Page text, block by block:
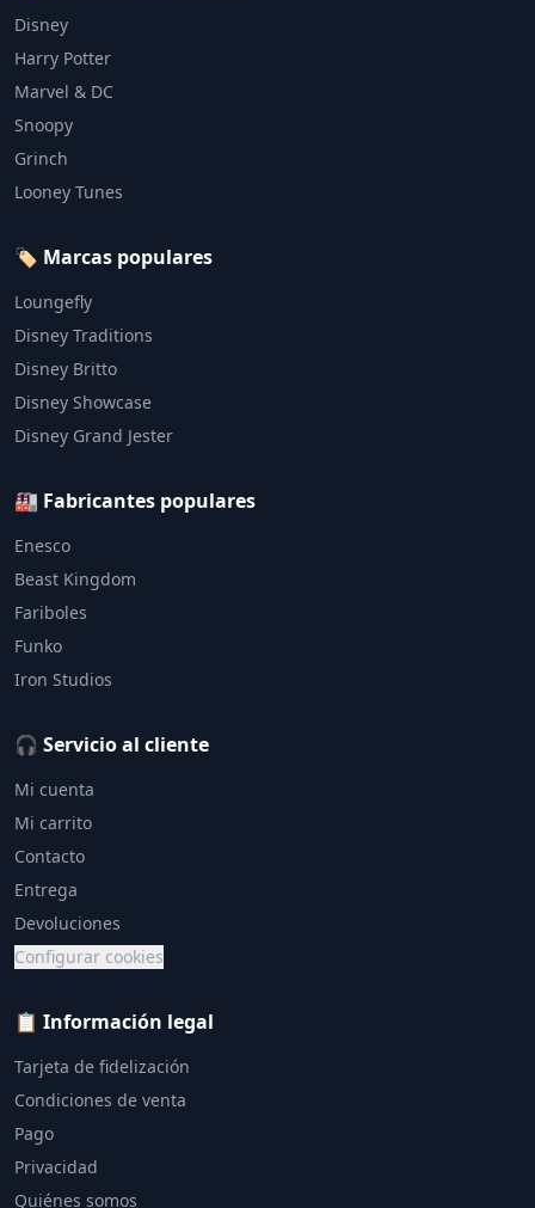
Disney
Harry Potter
Marvel & DC
Snoopy
Grinch
Looney Tunes
🏷️ Marcas populares
Loungefly
Disney Traditions
Disney Britto
Disney Showcase
Disney Grand Jester
🏭 Fabricantes populares
Enesco
Beast Kingdom
Fariboles
Funko
Iron Studios
🎧 Servicio al cliente
Mi cuenta
Mi carrito
Contacto
Entrega
Devoluciones
Configurar cookies
📋 Información legal
Tarjeta de fidelización
Condiciones de venta
Pago
Privacidad
Quiénes somos